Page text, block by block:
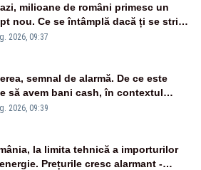
milioane de români primesc un
nou. Ce se întâmplă dacă ți se strică
2026, 09:37
semnal de alarmă. De ce este
să avem bani cash, în contextul
energetice?
2026, 09:39
la limita tehnică a importurilor
Prețurile cresc alarmant -